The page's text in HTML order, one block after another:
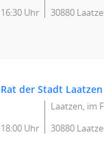
16:30 Uhr
30880
Rat der Stadt Laatzen
18:00 Uhr
Laatzen, im
30880